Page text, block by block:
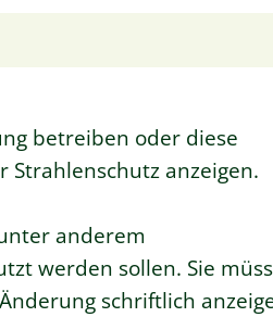
betreiben oder diese
anzeigen.
anderem
werden sollen. Sie
schriftlich